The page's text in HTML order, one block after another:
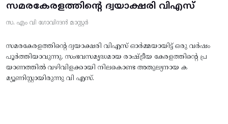
സമരകേരളത്തിൻ്റെ ദ്വയാക്ഷരി വിഎസ്
സ. എം വി ഗോവിന്ദൻ മാസ്റ്റർ
സമരകേരളത്തിൻ്റെ ദ്വയാക്ഷരി വിഎസ് ഓർമ്മയായിട്ട് ഒരു വർഷം
പൂർത്തിയാവുന്നു. സംഭവസമൃദ്ധമായ രാഷ്ട്രീയ കേരളത്തിന്റെ പ്ര
യാണത്തിൽ വഴിവിളക്കായി നിലകൊണ്ട അതുല്യനായ ക
മ്യൂണിസ്റ്റായിരുന്നു വി എസ്.